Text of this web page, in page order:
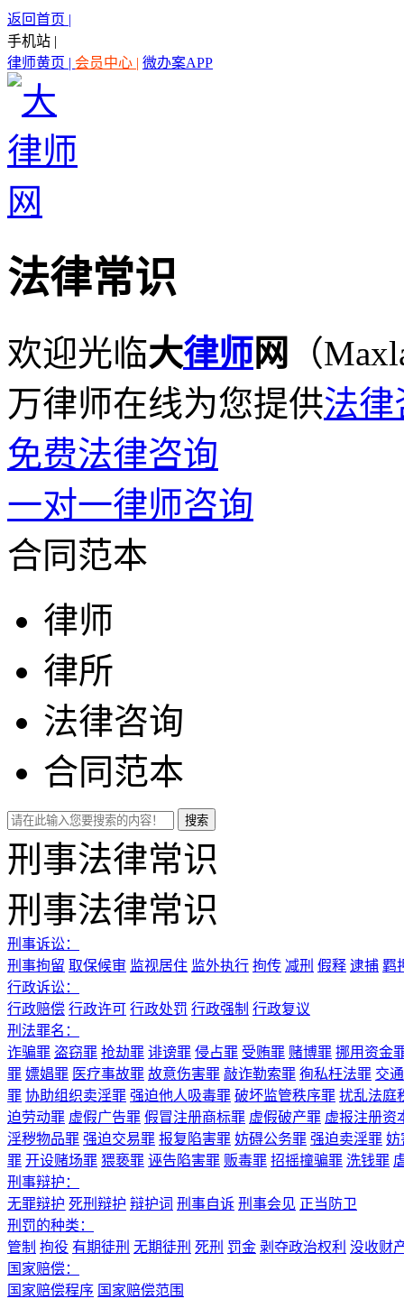
返回首页 |
手机站 |
律师黄页 | 会员中心 | 微办案APP
法律常识
欢迎光临大律师网
（
万律师在线为您提供法律
免费法律咨询
一对一律师咨询
合同范本
律师
律所
法律咨询
合同范本
刑事法律常识
刑事法律常识
刑事诉讼：
刑事拘留 取保候审 监视居住 监外执行 拘传 减刑 假释 逮捕 羁
行政诉讼：
行政赔偿 行政许可 行政处罚 行政强制 行政复议
刑法罪名：
诈骗罪 盗窃罪 抢劫罪 诽谤罪 侵占罪 受贿罪 赌博罪 挪用资金
罪 嫖娼罪 医疗事故罪 故意伤害罪 敲诈勒索罪 徇私枉法罪 交
罪 协助组织卖淫罪 强迫他人吸毒罪 破坏监管秩序罪 扰乱法庭
迫劳动罪 虚假广告罪 假冒注册商标罪 虚假破产罪 虚报注册资
淫秽物品罪 强迫交易罪 报复陷害罪 妨碍公务罪 强迫卖淫罪 妨
罪 开设赌场罪 猥亵罪 诬告陷害罪 贩毒罪 招摇撞骗罪 洗钱罪
刑事辩护：
无罪辩护 死刑辩护 辩护词 刑事自诉 刑事会见 正当防卫
刑罚的种类：
管制 拘役 有期徒刑 无期徒刑 死刑 罚金 剥夺政治权利 没收财
国家赔偿：
国家赔偿程序 国家赔偿范围